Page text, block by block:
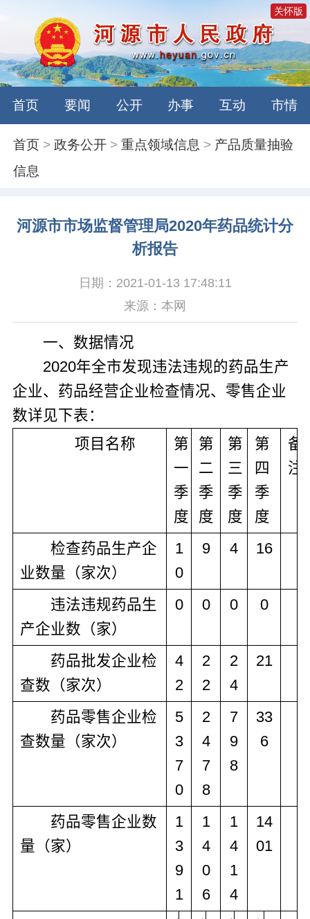
关怀版
首页 要闻 公开 办事 互动 市情
首页 >政务公开 >重点领域信息 > 产品质量抽验
信息
河源市市场监督管理局2020年药品统计分
析报告
日期：2021-01-13 17:48:11
来源：本网
一、数据情况
2020年全市发现违法违规的药品生产
企业、药品经营企业检查情况、零售企业
数详见下表：
项目名称
第
一
季
度
第
二
季
度
第
三
季
度
第
四
季
度
备
注
检查药品生产企
业数量（家次）
1
0
9 4 16
违法违规药品生
产企业数（家）
0 0 0 0
药品批发企业检
查数（家次）
4
2
2
2
2
4
21
药品零售企业检
查数量（家次）
5
3
7
0
2
4
7
8
7
9
8
33
6
药品零售企业数
量（家）
1
3
9
1
1
4
0
6
1
4
1
4
14
01